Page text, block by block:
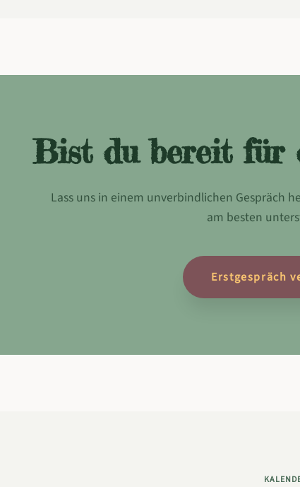
Bist du bereit für
Lass uns in einem unverbindlichen Gespräch
am besten
Erstgespräch